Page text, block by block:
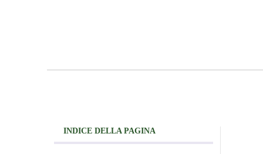
INDICE DELLA PAGINA